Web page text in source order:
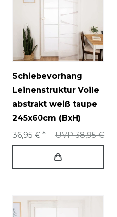
Schiebevorhang
Leinenstruktur Voile
abstrakt weiß taupe
245x60cm (BxH)
UVP 38,95 €
36,95 € *